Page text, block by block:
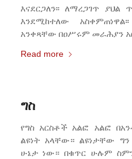
እናደርጋለን፡፡ ለማረጋገጥ
እንደሚከተለው
አንቀጻቸው በዐሥሩም መራሕያን
Read more
ግስ
የግስ አርስቶች አልፎ አልፎ
ልዩነት አላቸው። ልዩነታቸው
ሁኔታ ነው። በቁጥር ሁሉም